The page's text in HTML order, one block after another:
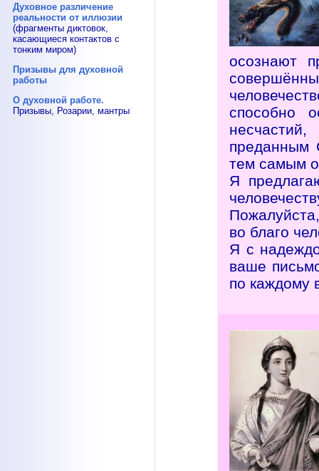
Духовное различение
реальности от иллюзии
(фрагменты диктовок,
касающиеся контактов с
тонким миром)
Призывы для духовной
работы
О духовной работе.
Призывы, Розарии, мантры
осознают
способно
преданным
тем самым
Я
во благо
Я с
ваше
по каждому